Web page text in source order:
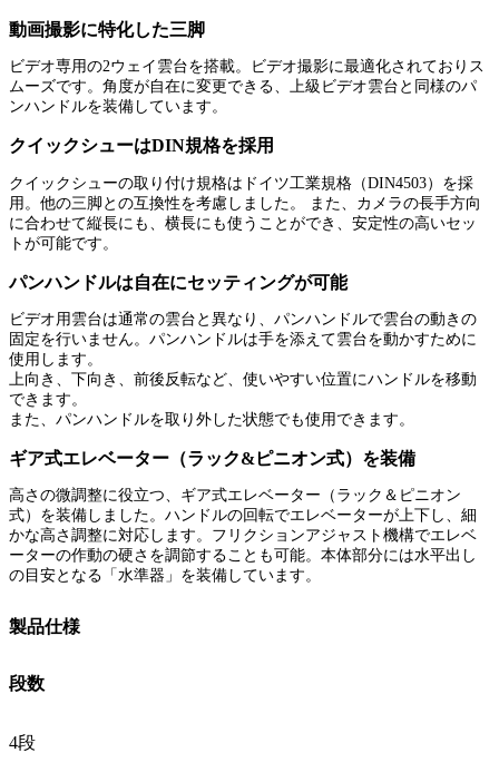
動画撮影に特化した三脚
ビデオ専用の2ウェイ雲台を搭載。ビデオ撮影に最適化されておりス
ムーズです。角度が自在に変更できる、上級ビデオ雲台と同様のパ
ンハンドルを装備しています。
クイックシューはDIN規格を採用
クイックシューの取り付け規格はドイツ工業規格（DIN4503）を採
用。他の三脚との互換性を考慮しました。 また、カメラの長手方向
に合わせて縦長にも、横長にも使うことができ、安定性の高いセッ
トが可能です。
パンハンドルは自在にセッティングが可能
ビデオ用雲台は通常の雲台と異なり、パンハンドルで雲台の動きの
固定を行いません。パンハンドルは手を添えて雲台を動かすために
使用します。
上向き、下向き、前後反転など、使いやすい位置にハンドルを移動
できます。
また、パンハンドルを取り外した状態でも使用できます。
ギア式エレベーター（ラック&ピニオン式）を装備
高さの微調整に役立つ、ギア式エレベーター（ラック＆ピニオン
式）を装備しました。ハンドルの回転でエレベーターが上下し、細
かな高さ調整に対応します。フリクションアジャスト機構でエレベ
ーターの作動の硬さを調節することも可能。本体部分には水平出し
の目安となる「水準器」を装備しています。
製品仕様
段数
4段